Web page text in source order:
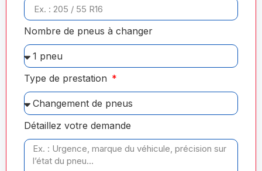
Nombre de pneus à changer
Type de prestation
Détaillez votre demande